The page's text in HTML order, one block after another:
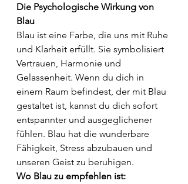
Die Psychologische Wirkung von
Blau
Blau ist eine Farbe, die uns mit Ruhe
und Klarheit erfüllt. Sie symbolisiert
Vertrauen, Harmonie und
Gelassenheit. Wenn du dich in
einem Raum befindest, der mit Blau
gestaltet ist, kannst du dich sofort
entspannter und ausgeglichener
fühlen. Blau hat die wunderbare
Fähigkeit, Stress abzubauen und
unseren Geist zu beruhigen.
Wo Blau zu empfehlen ist: